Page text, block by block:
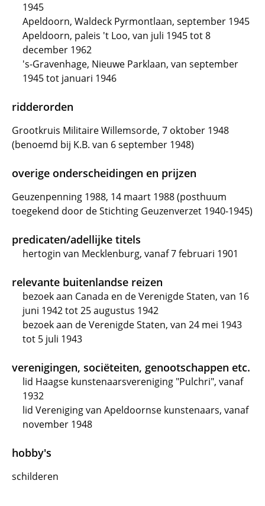
1945
Apeldoorn, Waldeck Pyrmontlaan, september 1945
Apeldoorn, paleis 't Loo, van juli 1945 tot 8
december 1962
's-Gravenhage, Nieuwe Parklaan, van september
1945 tot januari 1946
ridderorden
Grootkruis Militaire Willemsorde, 7 oktober 1948
(benoemd bij K.B. van 6 september 1948)
overige onderscheidingen en prijzen
Geuzenpenning 1988, 14 maart 1988 (posthuum
toegekend door de Stichting Geuzenverzet 1940-1945)
predicaten/adellijke titels
hertogin van Mecklenburg, vanaf 7 februari 1901
relevante buitenlandse reizen
bezoek aan Canada en de Verenigde Staten, van 16
juni 1942 tot 25 augustus 1942
bezoek aan de Verenigde Staten, van 24 mei 1943
tot 5 juli 1943
verenigingen, sociëteiten, genootschappen etc.
lid Haagse kunstenaarsvereniging "Pulchri", vanaf
1932
lid Vereniging van Apeldoornse kunstenaars, vanaf
november 1948
hobby's
schilderen